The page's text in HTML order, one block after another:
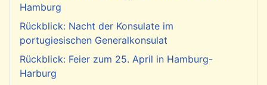
Hamburg
Rückblick: Nacht der Konsulate im
portugiesischen Generalkonsulat
Rückblick: Feier zum 25. April in Hamburg-
Harburg